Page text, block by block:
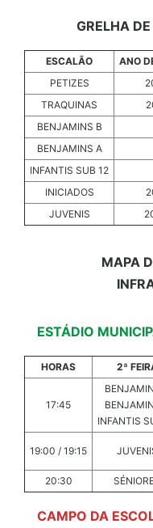
GRELHA
ESCALÃO ANO
PETIZES
TRAQUINAS
BENJAMINS B
BENJAMINS A
INFANTIS SUB 12
INICIADOS
JUVENIS
MAPA
ESTÁDIO
HORAS 2ª
17:45
INFANTIS
19:00 / 19:15
20:30
CAMPO DA